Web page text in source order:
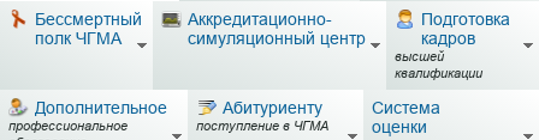
Бессмертный
полк ЧГМА
Аккредитационно-
симуляционный центр
Подготовка
кадров
высшей
квалификации
Дополнительное
профессиональное
Абитуриенту
поступление в ЧГМА
Система
оценки